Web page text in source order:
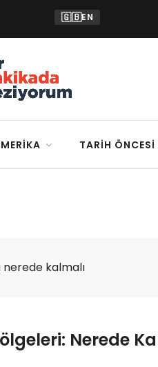
🇬🇧EN
TARIH ÖNCESI
nerede kalmalı
Nerede